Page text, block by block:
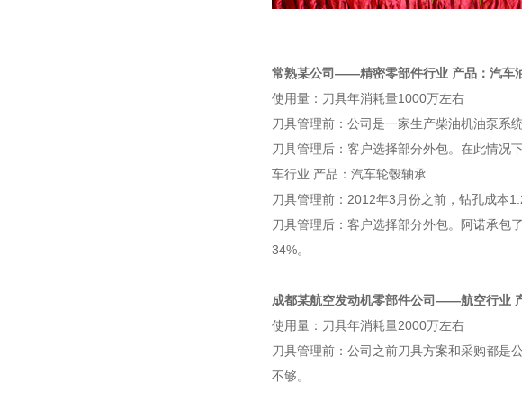
常熟某公司——精密零部件行业 产品：汽车
使用量：刀具年消耗量1000万左右
刀具管理前：公司是一家生产柴油机油泵系
刀具管理后：客户选择部分外包。在此情
车行业 产品：汽车轮毂轴承
刀具管理前：2012年3月份之前，钻孔成本
刀具管理后：客户选择部分外包。阿诺承包
34%。
成都某航空发动机零部件公司——航空行业
使用量：刀具年消耗量2000万左右
刀具管理前：公司之前刀具方案和采购都是
不够。